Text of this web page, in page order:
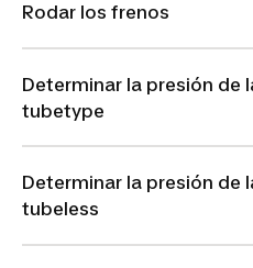
Rodar los frenos
Determinar la presión de
tubetype
Determinar la presión de
tubeless